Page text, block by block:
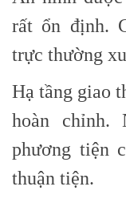
rất ổn định.
trực thường
Hạ tầng giao
hoàn chỉnh.
phương tiện
thuận tiện.